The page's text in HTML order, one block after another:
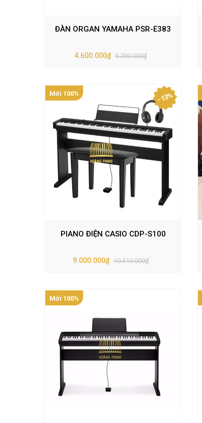
ĐÀN ORGAN YAMAHA PSR-E383
4.600.000₫ 5.200.000₫
- 13%
Mới 100%
PIANO ĐIỆN CASIO CDP-S100
9.000.000₫ 10.310.000₫
Mới 100%